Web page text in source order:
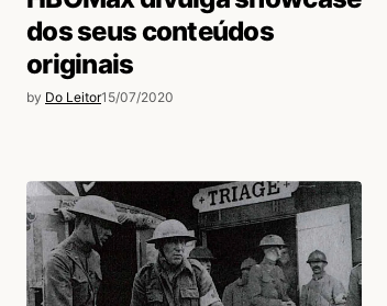
dos seus conteúdos
originais
by Do Leitor15/07/2020